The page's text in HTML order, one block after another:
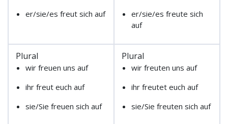
er/sie/es freut sich auf
er/sie/es freute sich
auf
Plural
wir freuen uns auf
ihr freut euch auf
sie/Sie freuen sich auf
Plural
wir freuten uns auf
ihr freutet euch auf
sie/Sie freuten sich auf